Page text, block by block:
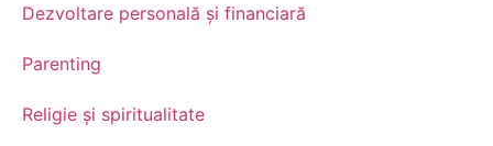
Dezvoltare personală şi financiară
Parenting
Religie și spiritualitate